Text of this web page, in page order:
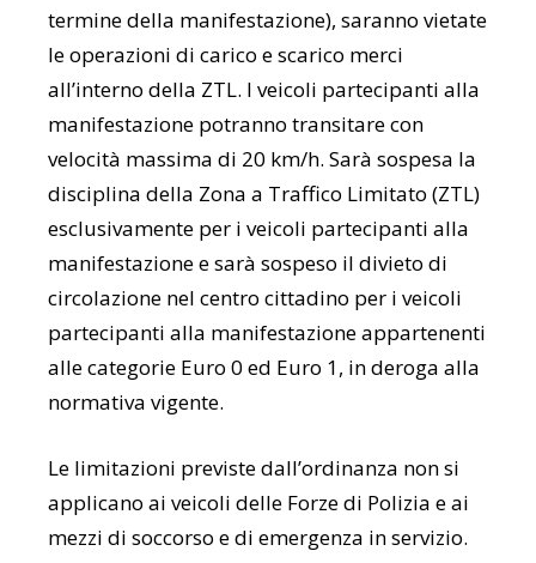
termine della manifestazione), saranno vietate
le operazioni di carico e scarico merci
all’interno della ZTL. I veicoli partecipanti alla
manifestazione potranno transitare con
velocità massima di 20 km/h. Sarà sospesa la
disciplina della Zona a Traffico Limitato (ZTL)
esclusivamente per i veicoli partecipanti alla
manifestazione e sarà sospeso il divieto di
circolazione nel centro cittadino per i veicoli
partecipanti alla manifestazione appartenenti
alle categorie Euro 0 ed Euro 1, in deroga alla
normativa vigente.
Le limitazioni previste dall’ordinanza non si
applicano ai veicoli delle Forze di Polizia e ai
mezzi di soccorso e di emergenza in servizio.